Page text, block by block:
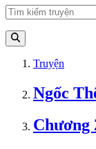
Truyện
Ngốc
Chương